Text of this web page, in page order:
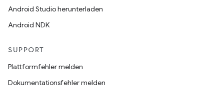
Android Studio herunterladen
Android NDK
SUPPORT
Plattformfehler melden
Dokumentationsfehler melden